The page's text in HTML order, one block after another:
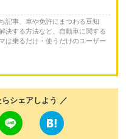
記事、車や免許にまつわる豆知
決する方法など、自動車に関する
は乗るだけ・使うだけのユーザー
シェアしよう ／